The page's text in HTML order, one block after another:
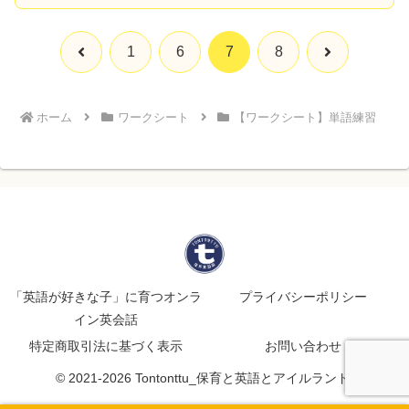
前 1 6 7 8 次
ホーム ワークシート 【ワークシート】単語練習
「英語が好きな子」に育つオンラ
イン英会話
プライバシーポリシー
特定商取引法に基づく表示 お問い合わせ
© 2021-2026 Tontonttu_保育と英語とアイルランド.